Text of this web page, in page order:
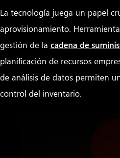
La tecnología juega un papel
aprovisionamiento.
gestión de la cadena de
planificación de recursos
de análisis de datos permiten
control del inventario.